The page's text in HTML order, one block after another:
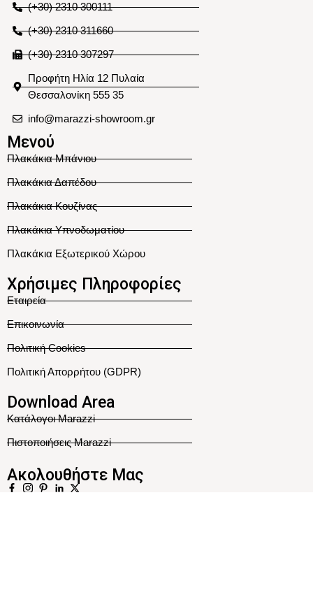
(+30) 2310 300111
(+30) 2310 311660
(+30) 2310 307297
Προφήτη Ηλία 12 Πυλαία
Θεσσαλονίκη 555 35
info@marazzi-showroom.gr
Μενού
Πλακάκια Μπάνιου
Πλακάκια Δαπέδου
Πλακάκια Κουζίνας
Πλακάκια Υπνοδωματίου
Πλακάκια Εξωτερικού Χώρου
Χρήσιμες Πληροφορίες
Εταιρεία
Επικοινωνία
Πολιτική Cookies
Πολιτική Απορρήτου (GDPR)
Download Area
Κατάλογοι Marazzi
Πιστοποιήσεις Marazzi
Ακολουθήστε Μας